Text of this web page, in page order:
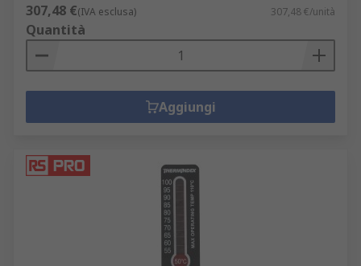
307,48 €(IVA esclusa) 307,48 €/unità
Quantità
Aggiungi